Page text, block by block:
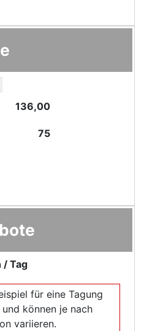
136,00
75
/ Tag
für eine Tagung
können je nach
variieren.